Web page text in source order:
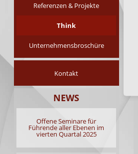
Referenzen & Projekte
Think
Unternehmensbroschüre
Kontakt
NEWS
Offene Seminare für
Führende aller Ebenen im
vierten Quartal 2025